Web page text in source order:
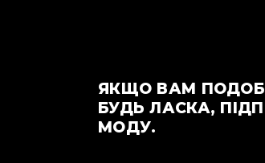
ЯКЩО ВАМ
БУДЬ ЛАСКА,
МОДУ.